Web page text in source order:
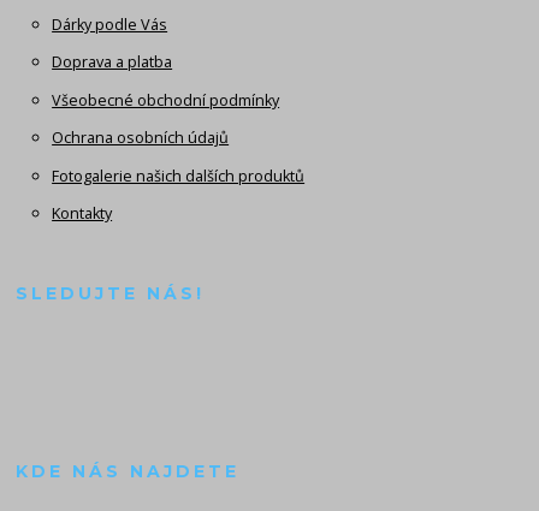
Dárky podle Vás
Doprava a platba
Všeobecné obchodní podmínky
Ochrana osobních údajů
Fotogalerie našich dalších produktů
Kontakty
SLEDUJTE NÁS!
KDE NÁS NAJDETE